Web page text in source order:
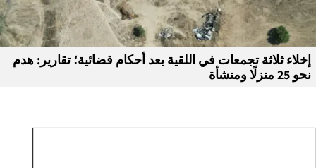
إخلاء ثلاثة تجمعات في اللقية بعد أحكام قضائية؛ تقارير: هدم
نحو 25 منزلًا ومنشأة